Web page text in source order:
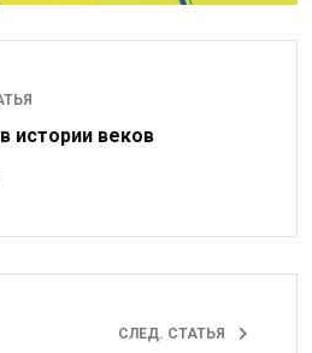
истории веков
СЛЕД. СТАТЬЯ